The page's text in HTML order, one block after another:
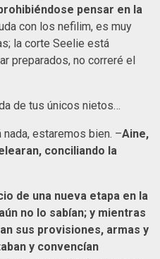
pensar en la
con los nefilim, es muy
la corte Seelie está
preparados, no correré el
de tus únicos nietos…
estaremos bien. –Aine,
conciliando la
de una nueva etapa en la
no lo sabían; y mientras
sus provisiones, armas y
y convencían